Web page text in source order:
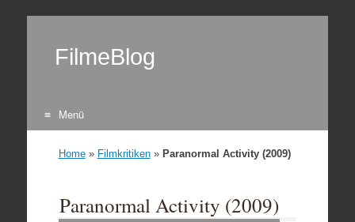
FilmeBlog
Menü
Home» Filmkritiken» Paranormal Activity (2009)
Paranormal Activity (2009)